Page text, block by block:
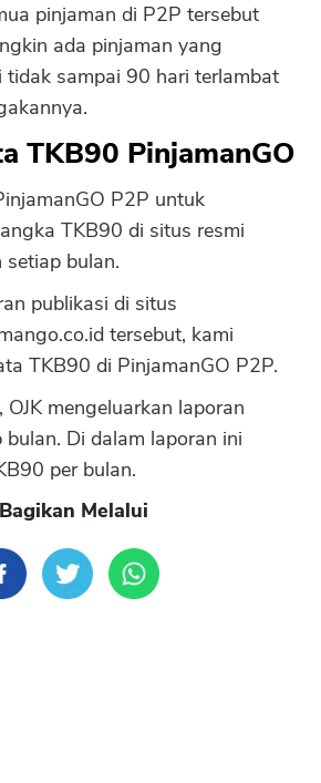
pinjaman di P2P tersebut
ada pinjaman yang
tidak sampai 90 hari terlambat
TKB90 PinjamanGO
P2P untuk
TKB90 di situs resmi
bulan.
publikasi di situs
tersebut, kami
TKB90 di PinjamanGO P2P.
mengeluarkan laporan
Di dalam laporan ini
per bulan.
Bagikan Melalui